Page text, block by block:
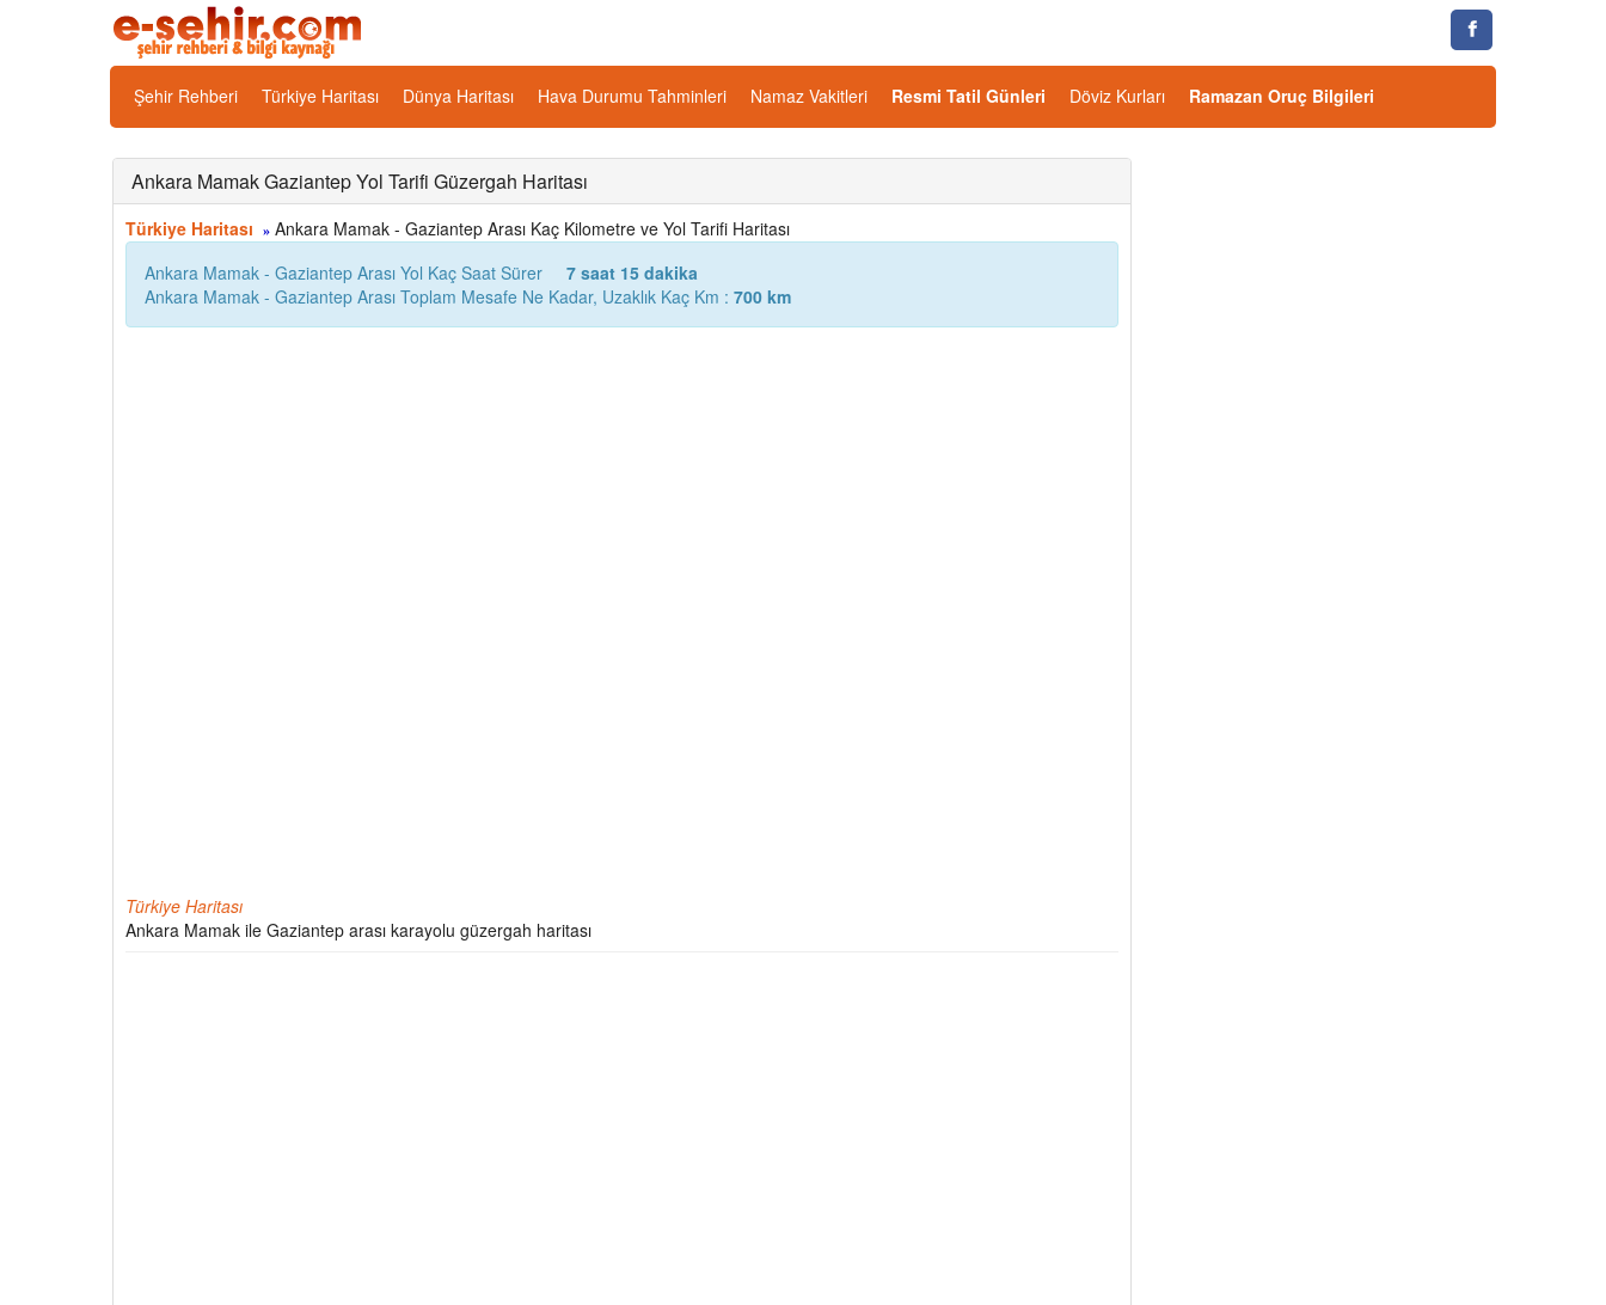
Şehir Rehberi Türkiye Haritası Dünya Haritası Hava Durumu Tahminleri Namaz Vakitleri Resmi Tatil Günleri Döviz Kurları Ramazan Oruç Bilgileri
Ankara Mamak Gaziantep Yol Tarifi Güzergah Haritası
Türkiye Haritası » Ankara Mamak - Gaziantep Arası Kaç Kilometre ve Yol Tarifi Haritası
Ankara Mamak - Gaziantep Arası Yol Kaç Saat Sürer
7 saat 15 dakika
Ankara Mamak - Gaziantep Arası Toplam Mesafe Ne Kadar, Uzaklık Kaç Km : 700 km
Türkiye Haritası
Ankara Mamak ile Gaziantep arası karayolu güzergah haritası